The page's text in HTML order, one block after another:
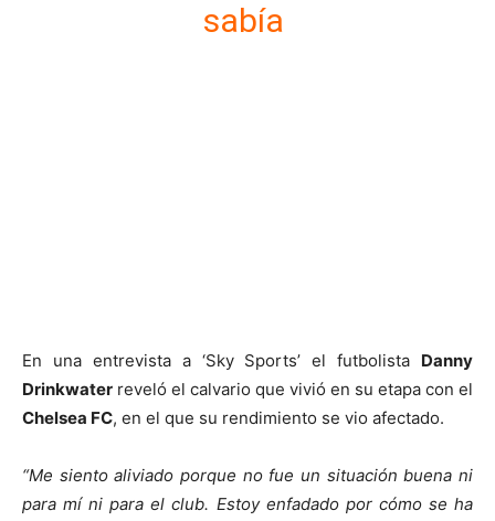
sabía
En una entrevista a ‘Sky Sports’ el futbolista Danny
Drinkwater reveló el calvario que vivió en su etapa con el
Chelsea FC, en el que su rendimiento se vio afectado.
“Me siento aliviado porque no fue un situación buena ni
para mí ni para el club. Estoy enfadado por cómo se ha